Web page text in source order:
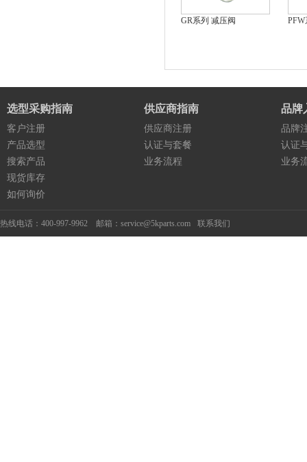
GR系列 减压阀
选型采购指南
客户注册
产品选型
搜索产品
现货库存
如何询价
供应商指南
供应商注册
认证与套餐
业务流程
品牌
品牌
认证
业务
热线电话：400-997-9962 邮箱：service@5kparts.com 联系我们